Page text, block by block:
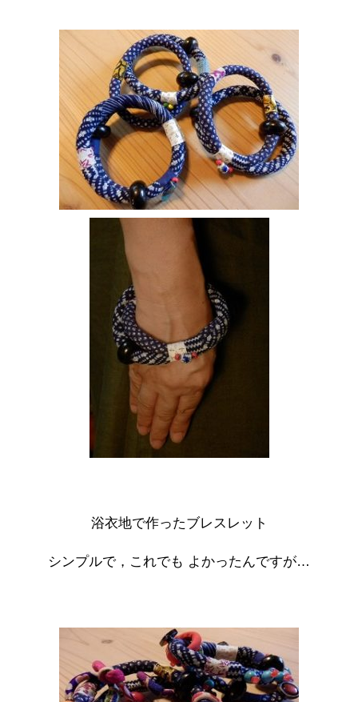
浴衣地で作ったブレスレット
シンプルで，これでも よかったんですが…